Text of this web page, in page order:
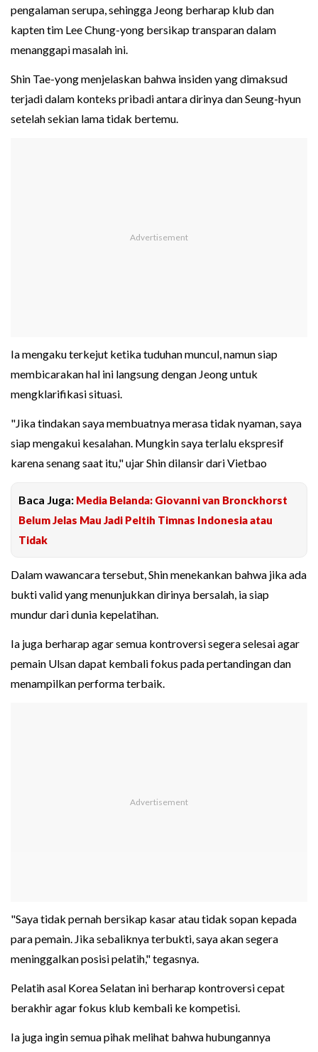
pengalaman serupa, sehingga Jeong berharap klub dan
kapten tim Lee Chung-yong bersikap transparan dalam
menanggapi masalah ini.
Shin Tae-yong menjelaskan bahwa insiden yang dimaksud
terjadi dalam konteks pribadi antara dirinya dan Seung-hyun
setelah sekian lama tidak bertemu.
Ia mengaku terkejut ketika tuduhan muncul, namun siap
membicarakan hal ini langsung dengan Jeong untuk
mengklarifikasi situasi.
"Jika tindakan saya membuatnya merasa tidak nyaman, saya
siap mengakui kesalahan. Mungkin saya terlalu ekspresif
karena senang saat itu," ujar Shin dilansir dari Vietbao
Baca Juga: Media Belanda: Giovanni van Bronckhorst
Belum Jelas Mau Jadi Peltih Timnas Indonesia atau
Tidak
Dalam wawancara tersebut, Shin menekankan bahwa jika ada
bukti valid yang menunjukkan dirinya bersalah, ia siap
mundur dari dunia kepelatihan.
Ia juga berharap agar semua kontroversi segera selesai agar
pemain Ulsan dapat kembali fokus pada pertandingan dan
menampilkan performa terbaik.
"Saya tidak pernah bersikap kasar atau tidak sopan kepada
para pemain. Jika sebaliknya terbukti, saya akan segera
meninggalkan posisi pelatih," tegasnya.
Pelatih asal Korea Selatan ini berharap kontroversi cepat
berakhir agar fokus klub kembali ke kompetisi.
Ia juga ingin semua pihak melihat bahwa hubungannya